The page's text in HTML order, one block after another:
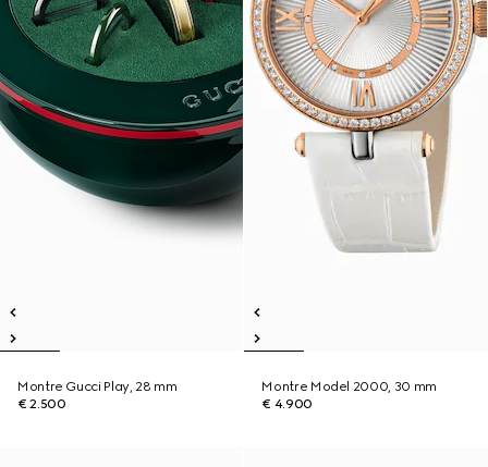
Montre Gucci Play, 28 mm
€ 2.500
Montre Model 2000, 30 mm
€ 4.900